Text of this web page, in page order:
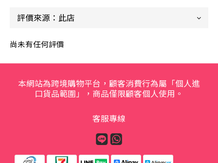
尚未有任何評價
本網站為跨境購物平台，顧客消費行為屬「個人進
口貨品範圍」，商品僅限顧客個人使用。
客服專線